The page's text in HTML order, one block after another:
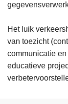
Het luik
van toezicht
communicatie
educatieve